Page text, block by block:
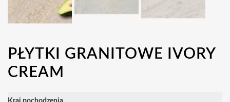
PŁYTKI GRANITOWE IVORY
CREAM